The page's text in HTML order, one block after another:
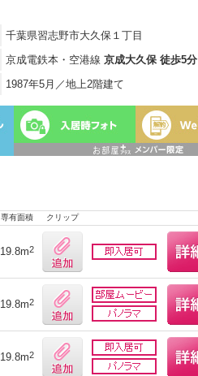
千葉県習志野市大久保１丁目
京成電鉄本・空港線 京成大久保 徒歩5分
1987年5月／地上2階建て
専有面積 クリップ
19.8m2
19.8m2
19.8m2